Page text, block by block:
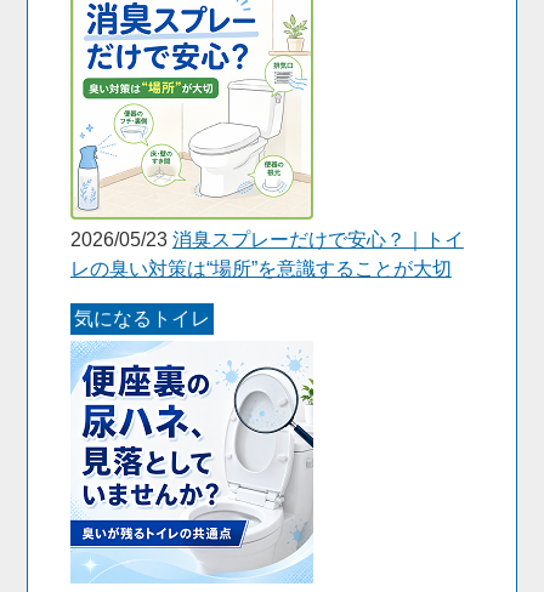
2026/05/23 消臭スプレーだけで安心？｜トイ
レの臭い対策は“場所”を意識することが大切
気になるトイレ